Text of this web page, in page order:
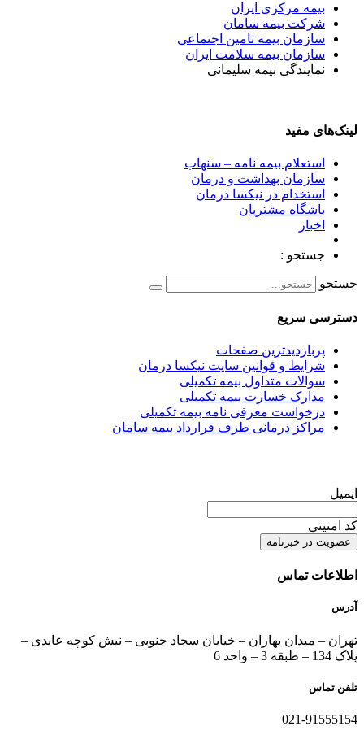
بیمه مرکزی ایران
شرکت بیمه سامان
سازمان بیمه تامین اجتماعی
سازمان بیمه سلامت ایران
نمایندگی بیمه سلیمانی
لینک‌های مفید
استعلام بیمه نامه – سنهاب
سازمان بهداشت و درمان
استخدام در نیکسا درمان
باشگاه مشتریان
اخبار
جستجو :
جستجو
دسترسی سریع
پربازدیدترین صفحات
شرایط و قوانین سایت نیکسا درمان
سوالات متداول بیمه تکمیلی
مدارک خسارت بیمه تکمیلی
درخواست معرفی نامه بیمه تکمیلی
مراکز درمانی طرف قرارداد بیمه سامان
ایمیل
کد امنیتی
اطلاعات تماس
آدرس
تهران – میدان بهاران – خیابان سجاد جنوبی – نبش کوچه عابدی –
پلاک 134 – طبقه 3 – واحد 6
تلفن تماس
021-91555154